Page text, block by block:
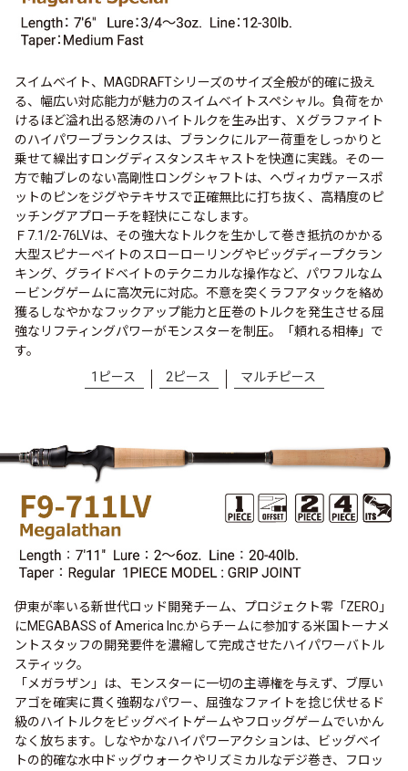
スイムベイト、MAGDRAFTシリーズのサイズ全般が的確に扱え
る、幅広い対応能力が魅力のスイムベイトスペシャル。負荷をか
けるほど溢れ出る怒涛のハイトルクを生み出す、Ｘグラファイト
のハイパワーブランクスは、ブランクにルアー荷重をしっかりと
乗せて繰出すロングディスタンスキャストを快適に実践。その一
方で軸ブレのない高剛性ロングシャフトは、ヘヴィカヴァースポ
ットのピンをジグやテキサスで正確無比に打ち抜く、高精度のピ
ッチングアプローチを軽快にこなします。
Ｆ7.1/2-76LVは、その強大なトルクを生かして巻き抵抗のかかる
大型スピナーベイトのスローローリングやビッグディープクラン
キング、グライドベイトのテクニカルな操作など、パワフルなム
ービングゲームに高次元に対応。不意を突くラフアタックを絡め
獲るしなやかなフックアップ能力と圧巻のトルクを発生させる屈
強なリフティングパワーがモンスターを制圧。「頼れる相棒」で
す。
1ピース
2ピース マルチピース
伊東が率いる新世代ロッド開発チーム、プロジェクト零「ZERO」
にMEGABASS of America Inc.からチームに参加する米国トーナメ
ントスタッフの開発要件を濃縮して完成させたハイパワーバトル
スティック。
「メガラザン」は、モンスターに一切の主導権を与えず、ブ厚い
アゴを確実に貫く強靭なパワー、屈強なファイトを捻じ伏せるド
級のハイトルクをビッグベイトゲームやフロッグゲームでいかん
なく放ちます。しなやかなハイパワーアクションは、ビッグベイ
トの的確な水中ドッグウォークやリズミカルなデジ巻き、フロッ